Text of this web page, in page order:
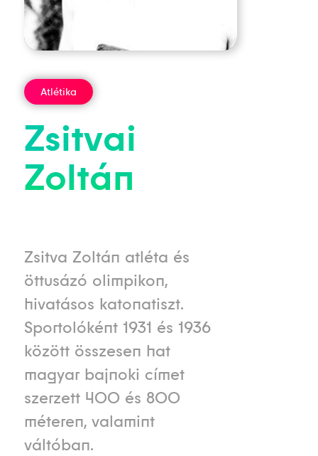
Atlétika
Zsitvai
Zoltán
Zsitva Zoltán atléta és
öttusázó olimpikon,
hivatásos katonatiszt.
Sportolóként 1931 és 1936
között összesen hat
magyar bajnoki címet
szerzett 400 és 800
méteren, valamint
váltóban.